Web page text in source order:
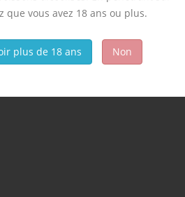
que vous avez 18 ans ou plus.
plus de 18 ans Non